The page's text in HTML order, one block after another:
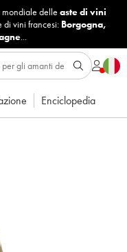
delle aste di vini
di vini francesi: Borgogna,
...
Enciclopedia